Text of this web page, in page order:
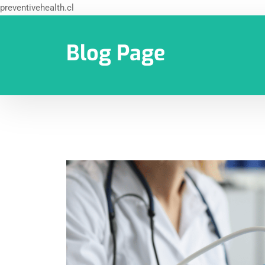
preventivehealth.cl
Blog Page